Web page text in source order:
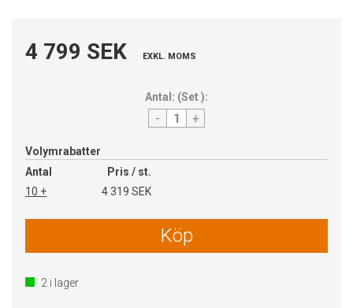
4 799 SEK EXKL. MOMS
Antal: (Set):
- +
Volymrabatter
Antal
Pris / st.
10 +
4 319 SEK
Köp
2 i lager